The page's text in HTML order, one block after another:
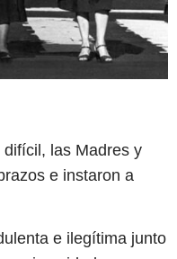
las Madres y
e instaron a
e ilegítima junto